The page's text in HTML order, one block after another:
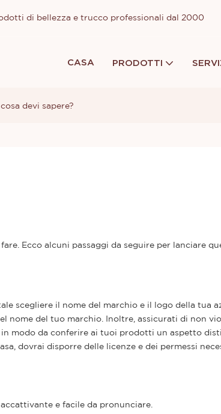
di bellezza e trucco professionali dal 2000
CASA PRODOTTI
devi sapere?
Ecco alcuni passaggi da seguire per lanciare
scegliere il nome del marchio e il logo della tua
nome del tuo marchio. Inoltre, assicurati di non
modo da conferire ai tuoi prodotti un aspetto
dovrai disporre delle licenze e dei permessi
e facile da pronunciare.